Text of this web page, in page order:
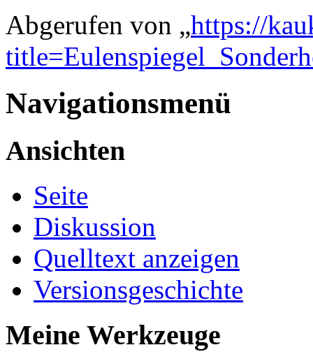
Abgerufen von „https://
Navigationsmenü
Ansichten
Seite
Diskussion
Quelltext anzeigen
Versionsgeschichte
Meine Werkzeuge